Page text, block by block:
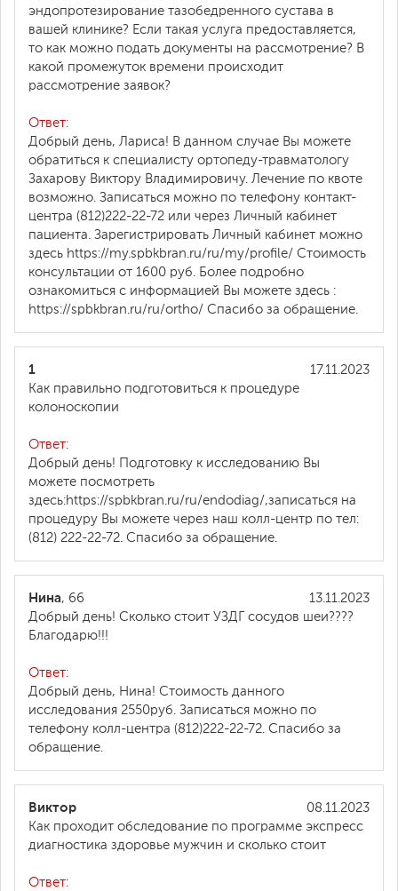
эндопротезирование тазобедренного сустава в
вашей клинике? Если такая услуга предоставляется,
то как можно подать документы на рассмотрение? В
какой промежуток времени происходит
рассмотрение заявок?
Ответ:
Добрый день, Лариса! В данном случае Вы можете
обратиться к специалисту ортопеду-травматологу
Захарову Виктору Владимировичу. Лечение по квоте
возможно. Записаться можно по телефону контакт-
центра (812)222-22-72 или через Личный кабинет
пациента. Зарегистрировать Личный кабинет можно
здесь https://my.spbkbran.ru/ru/my/profile/ Стоимость
консультации от 1600 руб. Более подробно
ознакомиться с информацией Вы можете здесь :
https://spbkbran.ru/ru/ortho/ Спасибо за обращение.
17.11.2023
1
Как правильно подготовиться к процедуре
колоноскопии
Ответ:
Добрый день! Подготовку к исследованию Вы
можете посмотреть
здесь:https://spbkbran.ru/ru/endodiag/,записаться на
процедуру Вы можете через наш колл-центр по тел:
(812) 222-22-72. Спасибо за обращение.
13.11.2023
Нина, 66
Добрый день! Сколько стоит УЗДГ сосудов шеи????
Благодарю!!!
Ответ:
Добрый день, Нина! Стоимость данного
исследования 2550руб. Записаться можно по
телефону колл-центра (812)222-22-72. Спасибо за
обращение.
08.11.2023
Виктор
Как проходит обследование по программе экспресс
диагностика здоровье мужчин и сколько стоит
Ответ: